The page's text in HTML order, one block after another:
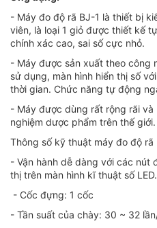
- Máy đo độ rã BJ-1 là thiết bị
viên, là loại 1 giỏ được thiết kế
chính xác cao, sai số cực nhỏ.
- Máy được sản xuất theo công
sử dụng, màn hình hiển thị số
thời gian. Chức năng tự động
- Máy được dùng rất rộng rãi
nghiệm dược phẩm trên thế
Thông số kỹ thuật máy đo độ
- Vận hành dễ dàng với các nút
thị trên màn hình kĩ thuật số LED.
- Cốc đựng: 1 cốc
- Tần suất của chày: 30 ~ 32